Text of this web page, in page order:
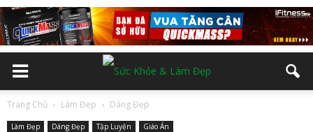
Trang Chủ Làm Đẹp Dáng Đẹp
Làm Đẹp Dáng Đẹp Tập Luyện Giáo Án